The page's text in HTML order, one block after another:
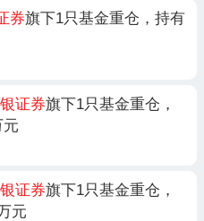
券旗下1只基金重仓，持有
证券旗下1只基金重仓，
元
证券旗下1只基金重仓，
元